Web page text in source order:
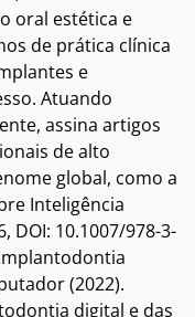
oral estética e
de prática clínica
e
Atuando
assina artigos
de alto
global, como a
Inteligência
DOI: 10.1007/978-3-
(2022).
digital e das